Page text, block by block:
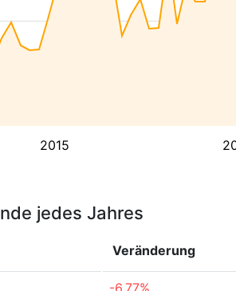
2015
jedes Jahres
Veränderung
-6.77%